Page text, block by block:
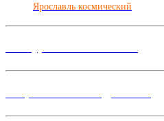
Ярославль космический